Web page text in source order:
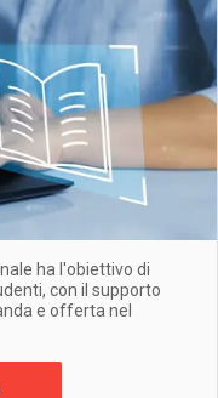
ha l'obiettivo di
con il supporto
e offerta nel